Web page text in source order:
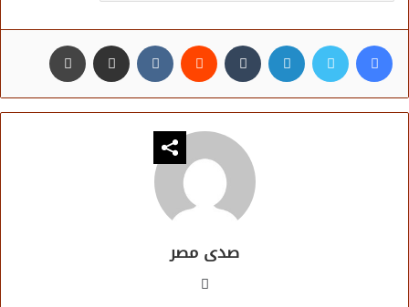
فيسبوك تويتر لينكدإن مشاركة عبر البريد
صدى مصر